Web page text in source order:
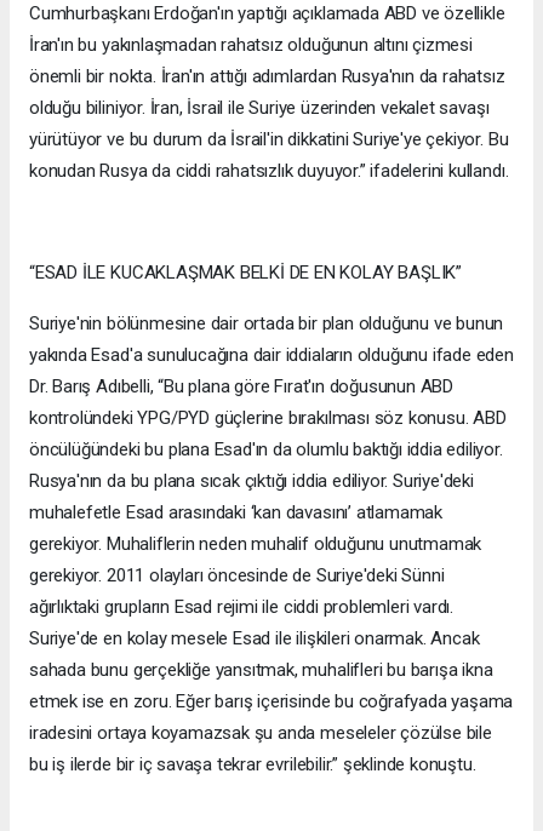
Cumhurbaşkanı Erdoğan'ın yaptığı açıklamada ABD ve özellikle
İran'ın bu yakınlaşmadan rahatsız olduğunun altını çizmesi
önemli bir nokta. İran'ın attığı adımlardan Rusya'nın da rahatsız
olduğu biliniyor. İran, İsrail ile Suriye üzerinden vekalet savaşı
yürütüyor ve bu durum da İsrail'in dikkatini Suriye'ye çekiyor. Bu
konudan Rusya da ciddi rahatsızlık duyuyor.” ifadelerini kullandı.
“ESAD İLE KUCAKLAŞMAK BELKİ DE EN KOLAY BAŞLIK”
Suriye'nin bölünmesine dair ortada bir plan olduğunu ve bunun
yakında Esad'a sunulucağına dair iddiaların olduğunu ifade eden
Dr. Barış Adıbelli, “Bu plana göre Fırat'ın doğusunun ABD
kontrolündeki YPG/PYD güçlerine bırakılması söz konusu. ABD
öncülüğündeki bu plana Esad'ın da olumlu baktığı iddia ediliyor.
Rusya'nın da bu plana sıcak çıktığı iddia ediliyor. Suriye'deki
muhalefetle Esad arasındaki ‘kan davasını’ atlamamak
gerekiyor. Muhaliflerin neden muhalif olduğunu unutmamak
gerekiyor. 2011 olayları öncesinde de Suriye'deki Sünni
ağırlıktaki grupların Esad rejimi ile ciddi problemleri vardı.
Suriye'de en kolay mesele Esad ile ilişkileri onarmak. Ancak
sahada bunu gerçekliğe yansıtmak, muhalifleri bu barışa ikna
etmek ise en zoru. Eğer barış içerisinde bu coğrafyada yaşama
iradesini ortaya koyamazsak şu anda meseleler çözülse bile
bu iş ilerde bir iç savaşa tekrar evrilebilir.” şeklinde konuştu.